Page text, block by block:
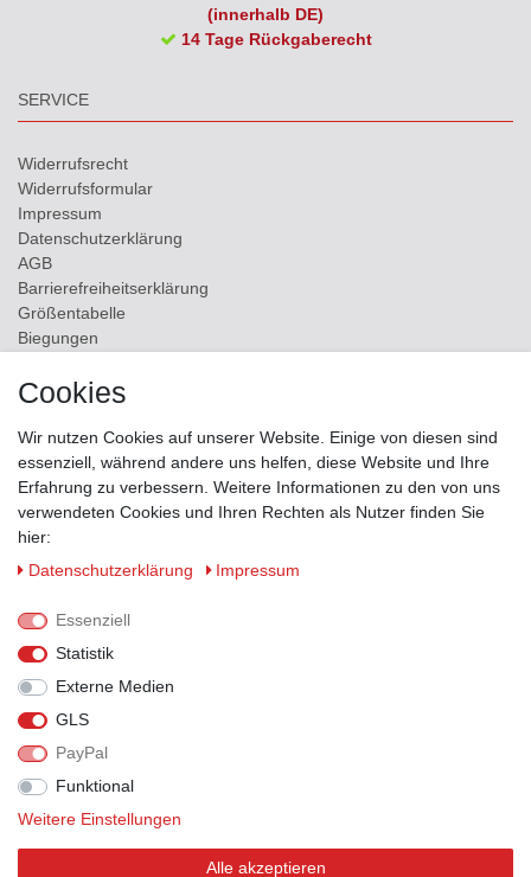
(innerhalb DE)
14 Tage Rückgaberecht
SERVICE
Widerrufs­recht
Widerrufs­formular
Impressum
Daten­schutz­erklärung
AGB
Barrierefreiheitserklärung
Größentabelle
Biegungen
Kontakt
ZAHLUNGSMÖGLICHKEITEN
VERSANDPARTNER
Cookies
Wir nutzen Cookies auf unserer Website. Einige von diesen sind
essenziell, während andere uns helfen, diese Website und Ihre
Erfahrung zu verbessern. Weitere Informationen zu den von uns
verwendeten Cookies und Ihren Rechten als Nutzer finden Sie
hier:
Daten­schutz­erklärung
Impressum
Essenziell
Statistik
Externe Medien
GLS
PayPal
Funktional
Weitere Einstellungen
Alle akzeptieren